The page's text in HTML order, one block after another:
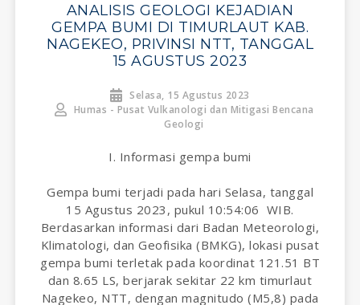
ANALISIS GEOLOGI KEJADIAN
GEMPA BUMI DI TIMURLAUT KAB.
NAGEKEO, PRIVINSI NTT, TANGGAL
15 AGUSTUS 2023
Selasa, 15 Agustus 2023
Humas - Pusat Vulkanologi dan Mitigasi Bencana
Geologi
I. Informasi gempa bumi
Gempa bumi terjadi pada hari Selasa, tanggal
15 Agustus 2023, pukul 10:54:06 WIB.
Berdasarkan informasi dari Badan Meteorologi,
Klimatologi, dan Geofisika (BMKG), lokasi pusat
gempa bumi terletak pada koordinat 121.51 BT
dan 8.65 LS, berjarak sekitar 22 km timurlaut
Nagekeo, NTT, dengan magnitudo (M5,8) pada